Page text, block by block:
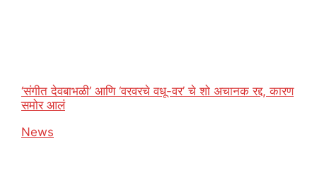
‘संगीत देवबाभळी’ आणि ‘वरवरचे वधू-वर’ चे शो अचानक रद्द, कारण
समोर आलं
In relation to
News